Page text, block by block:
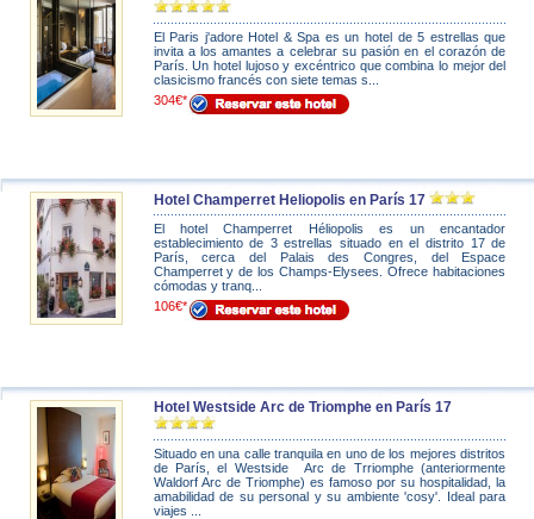
El Paris j'adore Hotel & Spa es un hotel de 5 estrellas que
invita a los amantes a celebrar su pasión en el corazón de
París. Un hotel lujoso y excéntrico que combina lo mejor del
clasicismo francés con siete temas s...
304€*
Hotel Champerret Heliopolis en París 17
El hotel Champerret Héliopolis es un encantador
establecimiento de 3 estrellas situado en el distrito 17 de
París, cerca del Palais des Congres, del Espace
Champerret y de los Champs-Elysees. Ofrece habitaciones
cómodas y tranq...
106€*
Hotel Westside Arc de Triomphe en París 17
Situado en una calle tranquila en uno de los mejores distritos
de París, el Westside Arc de Trriomphe (anteriormente
Waldorf Arc de Triomphe) es famoso por su hospitalidad, la
amabilidad de su personal y su ambiente 'cosy'. Ideal para
viajes ...